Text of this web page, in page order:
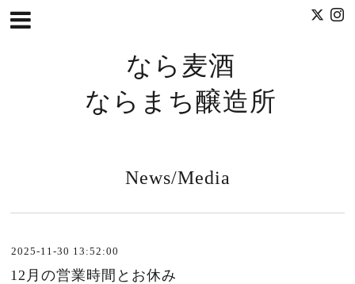
なら麦酒
ならまち醸造所
News/Media
2025-11-30 13:52:00
12月の営業時間とお休み